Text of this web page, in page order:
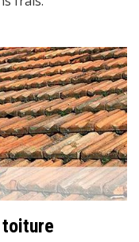
toiture